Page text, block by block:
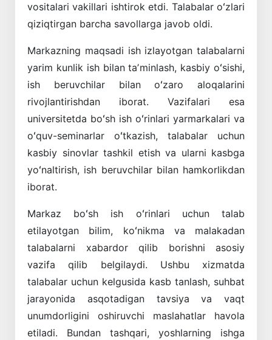
vositalari vakillari ishtirok etdi. Talabalar oʻzlari
qiziqtirgan barcha savollarga javob oldi.
Markazning maqsadi ish izlayotgan talabalarni
yarim kunlik ish bilan taʼminlash, kasbiy oʻsishi,
ish beruvchilar bilan oʻzaro aloqalarini
rivojlantirishdan iborat. Vazifalari esa
universitetda boʻsh ish oʻrinlari yarmarkalari va
oʻquv-seminarlar oʻtkazish, talabalar uchun
kasbiy sinovlar tashkil etish va ularni kasbga
yoʻnaltirish, ish beruvchilar bilan hamkorlikdan
iborat.
Markaz boʻsh ish oʻrinlari uchun talab
etilayotgan bilim, koʻnikma va malakadan
talabalarni xabardor qilib borishni asosiy
vazifa qilib belgilaydi. Ushbu xizmatda
talabalar uchun kelgusida kasb tanlash, suhbat
jarayonida asqotadigan tavsiya va vaqt
unumdorligini oshiruvchi maslahatlar havola
etiladi. Bundan tashqari, yoshlarning ishga